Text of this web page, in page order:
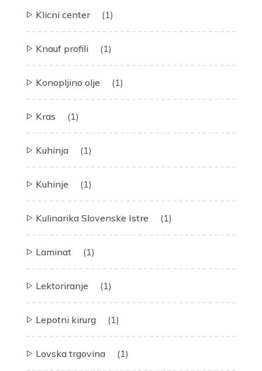
Klicni center (1)
Knauf profili (1)
Konopljino olje (1)
Kras (1)
Kuhinja (1)
Kuhinje (1)
Kulinarika Slovenske Istre (1)
Laminat (1)
Lektoriranje (1)
Lepotni kirurg (1)
Lovska trgovina (1)